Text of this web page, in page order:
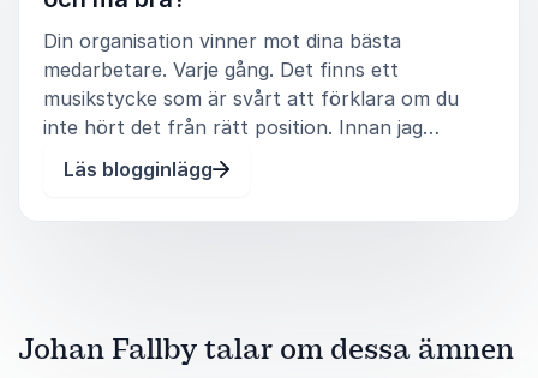
Din organisation vinner mot dina bästa
medarbetare. Varje gång. Det finns ett
musikstycke som är svårt att förklara om du
inte hört det från rätt position. Innan jag
upplevde det tyckte jag det var svulstigt. Jag
tänker på Champions League-hymnen. Den ska
Läs blogginlägg
Johan Fallby talar om dessa ämnen